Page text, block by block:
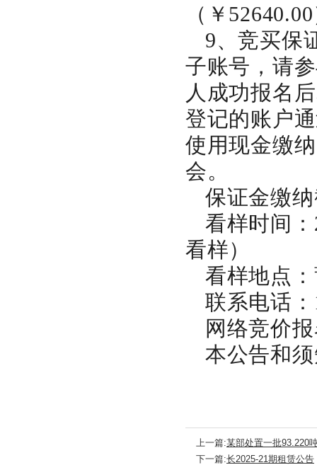
（￥ 52640
9、竞买保
子账号，请
人成功报名
登记的账户
使用现金缴
会。
保证金缴
看样时间：
看样）
看样地点
联系电话：
网络竞价
本公告和
上一篇:某部处置一批93.220
下一篇:长2025-21期租赁公告